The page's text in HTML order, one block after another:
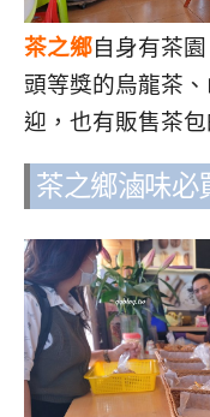
茶之鄉自身有茶
頭等獎的烏龍茶
迎，也有販售茶
茶之鄉滷味必